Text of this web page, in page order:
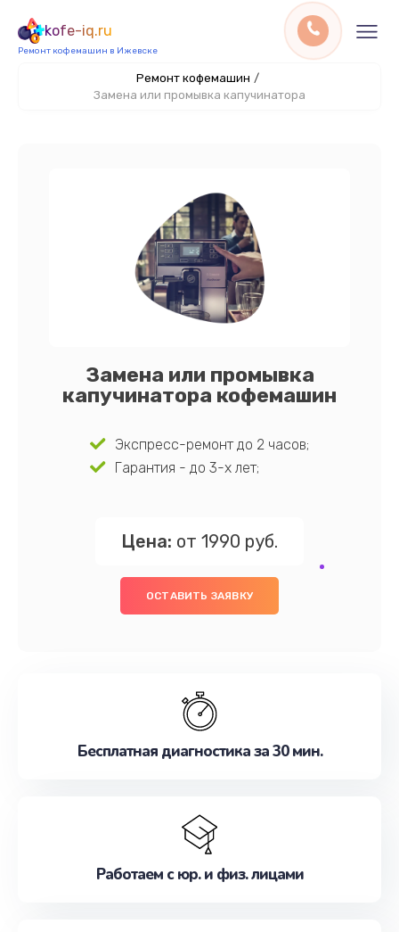
kofe-iq.ru
Ремонт кофемашин в Ижевске
Ремонт кофемашин /
Замена или промывка капучинатора
Замена или промывка
капучинатора кофемашин
Экспресс-ремонт до 2 часов;
Гарантия - до 3-х лет;
Цена: от 1990 руб.
ОСТАВИТЬ ЗАЯВКУ
Бесплатная диагностика за 30 мин.
Работаем с юр. и физ. лицами